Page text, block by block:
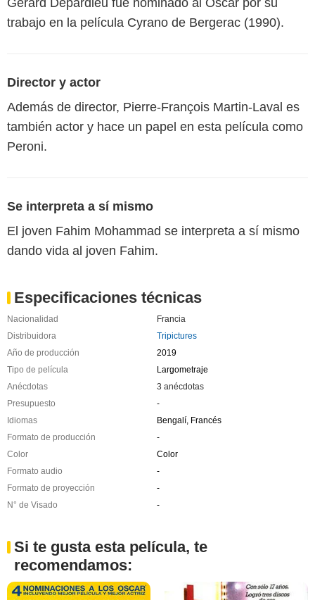
trabajo en la película Cyrano de Bergerac (1990).
Director y actor
Además de director, Pierre-François Martin-Laval es
también actor y hace un papel en esta película como
Peroni.
Se interpreta a sí mismo
El joven Fahim Mohammad se interpreta a sí mismo
dando vida al joven Fahim.
Especificaciones técnicas
Nacionalidad
Francia
Distribuidora
Tripictures
Año de producción
2019
Tipo de película
Largometraje
Anécdotas
3 anécdotas
Presupuesto
-
Idiomas
Bengalí, Francés
Formato de producción
-
Color
Color
Formato audio
-
Formato de proyección
-
N° de Visado
-
Si te gusta esta película, te
recomendamos: